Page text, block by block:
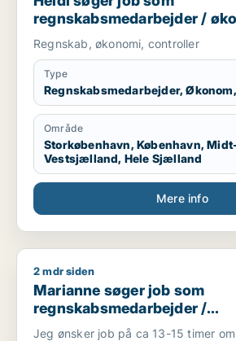
regnskabsmedarbejder /
økonomichef
Regnskab, økonomi, controller
Type
Regnskabsmedarbejder,
Område
Storkøbenhavn, København,
Vestsjælland, Hele Sjælland
Mere info
Marianne søger job som
2 mdr siden
Marianne søger job som
regnskabsmedarbejder /
finansmedarbejder
Jeg ønsker job på ca 13-15 timer